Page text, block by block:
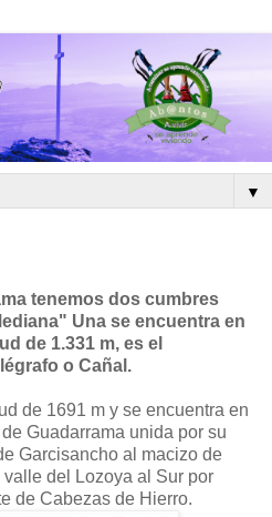
▼
tenemos dos cumbres
Una se encuentra en
de 1.331 m, es el
o Cañal.
de 1691 m y se encuentra en
Guadarrama unida por su
Garcisancho al macizo de
del Lozoya al Sur por
de Cabezas de Hierro.